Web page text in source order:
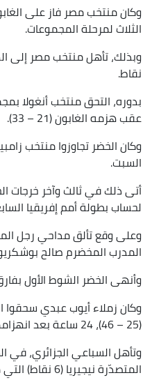
وكان منتخب مصر فاز على الغابون
الثلاث لمرحلة المجموعات.
نقاط.
بدوره، التحق منتخب أنغولا
عقب هزمه الغابون (21 – 33).
السبت.
أتى ذلك في ثالث وآخر خرجات
لحساب بطولة أمم إفريقيا
المدرب المخضرم صالح
وأنهى الخضر الشوط الأول بفارق
وكان زملاء أيوب عبدي سحقوا
المتصدّرة نيجيريا (6 نقاط) التي هزمت رواندا (20 – 30).